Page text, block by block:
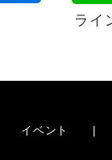
ライ
イベント |